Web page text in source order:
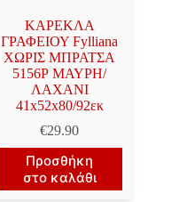
ΚΑΡΕΚΛΑ
ΓΡΑΦΕΙΟΥ Fylliana
ΧΩΡΙΣ ΜΠΡΑΤΣΑ
5156Ρ ΜΑΥΡΗ/
ΛΑΧΑΝΙ
41x52x80/92εκ
€29.90
Προσθήκη
στο καλάθι